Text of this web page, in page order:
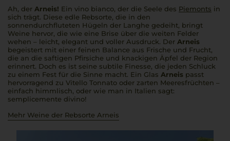
Ah, der Arneis! Ein vino bianco, der die Seele des Piemonts in
sich trägt. Diese edle Rebsorte, die in den
sonnendurchfluteten Hügeln der Langhe gedeiht, bringt
Weine hervor, die wie eine Brise über die weiten Felder
wehen – leicht, elegant und voller Ausdruck. Der Arneis
begeistert mit einer feinen Balance aus Frische und Frucht,
die an die saftigen Pfirsiche und knackigen Äpfel der Region
erinnert. Doch es ist seine subtile Finesse, die jeden Schluck
zu einem Fest für die Sinne macht. Ein Glas Arneis passt
hervorragend zu Vitello Tonnato oder zarten Meeresfrüchten –
einfach himmlisch, oder wie man in Italien sagt:
semplicemente divino!
Mehr Weine der Rebsorte Arneis